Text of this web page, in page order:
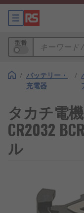
型番
/ バッテリー・
充電器
/
タカチ電
CR2032
ル